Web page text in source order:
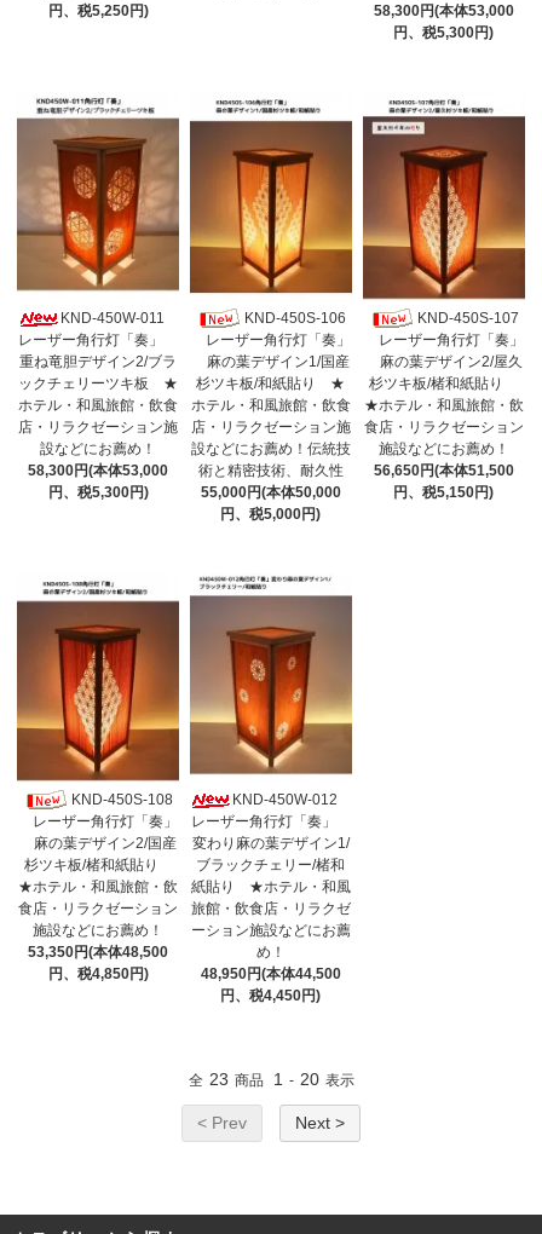
円、税5,250円)
58,300円(本体53,000
円、税5,300円)
KND-450W-011
レーザー角行灯「奏」
重ね竜胆デザイン2/ブラ
ックチェリーツキ板 ★
ホテル・和風旅館・飲食
店・リラクゼーション施
設などにお薦め！
58,300円(本体53,000
円、税5,300円)
KND-450S-106
レーザー角行灯「奏」
麻の葉デザイン1/国産
杉ツキ板/和紙貼り ★
ホテル・和風旅館・飲食
店・リラクゼーション施
設などにお薦め！伝統技
術と精密技術、耐久性
55,000円(本体50,000
円、税5,000円)
KND-450S-107
レーザー角行灯「奏」
麻の葉デザイン2/屋久
杉ツキ板/楮和紙貼り
★ホテル・和風旅館・飲
食店・リラクゼーション
施設などにお薦め！
56,650円(本体51,500
円、税5,150円)
KND-450S-108
レーザー角行灯「奏」
麻の葉デザイン2/国産
杉ツキ板/楮和紙貼り
★ホテル・和風旅館・飲
食店・リラクゼーション
施設などにお薦め！
53,350円(本体48,500
円、税4,850円)
KND-450W-012
レーザー角行灯「奏」
変わり麻の葉デザイン1/
ブラックチェリー/楮和
紙貼り ★ホテル・和風
旅館・飲食店・リラクゼ
ーション施設などにお薦
め！
48,950円(本体44,500
円、税4,450円)
全 23 商品 1 - 20 表示
< Prev Next >